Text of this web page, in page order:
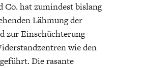
Co. hat zumindest bislang
Lähmung der
zur Einschüchterung
wie den
Die rasante